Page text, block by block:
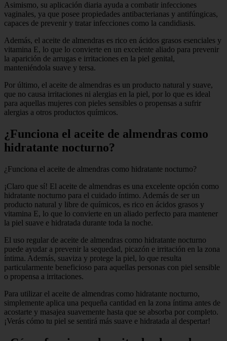
Asimismo, su aplicación diaria ayuda a combatir infecciones
vaginales, ya que posee propiedades antibacterianas y antifúngicas,
capaces de prevenir y tratar infecciones como la candidiasis.
Además, el aceite de almendras es rico en ácidos grasos esenciales y
vitamina E, lo que lo convierte en un excelente aliado para prevenir
la aparición de arrugas e irritaciones en la piel genital,
manteniéndola suave y tersa.
Por último, el aceite de almendras es un producto natural y suave,
que no causa irritaciones ni alergias en la piel, por lo que es ideal
para aquellas mujeres con pieles sensibles o propensas a sufrir
alergias a otros productos químicos.
¿Funciona el aceite de almendras como
hidratante nocturno?
¿Funciona el aceite de almendras como hidratante nocturno?
¡Claro que sí! El aceite de almendras es una excelente opción como
hidratante nocturno para el cuidado íntimo. Además de ser un
producto natural y libre de químicos, es rico en ácidos grasos y
vitamina E, lo que lo convierte en un aliado perfecto para mantener
la piel suave e hidratada durante toda la noche.
El uso regular de aceite de almendras como hidratante nocturno
puede ayudar a prevenir la sequedad, picazón e irritación en la zona
íntima. Además, suaviza y protege la piel, lo que resulta
particularmente beneficioso para aquellas personas con piel sensible
o propensa a irritaciones.
Para utilizar el aceite de almendras como hidratante nocturno,
simplemente aplica una pequeña cantidad en la zona íntima antes de
acostarte y masajea suavemente hasta que se absorba por completo.
¡Verás cómo tu piel se sentirá más suave e hidratada al despertar!